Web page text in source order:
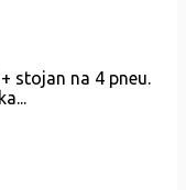
stojan na 4 pneu.